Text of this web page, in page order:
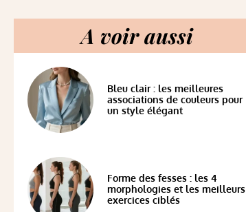
A voir aussi
Bleu clair : les meilleures
associations de couleurs pour
un style élégant
Forme des fesses : les 4
morphologies et les meilleurs
exercices ciblés